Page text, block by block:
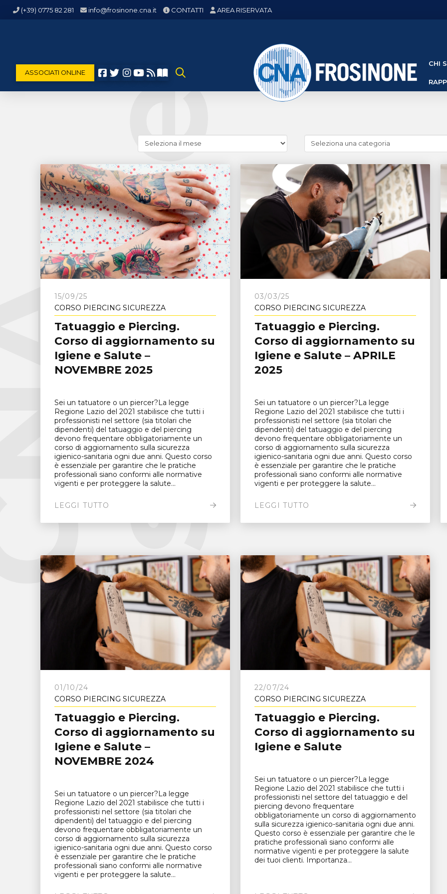
(+39) 0775 82 281 info@frosinone.cna.it CONTATTI AREA RISERVATA
ASSOCIATI ONLINE
CHI
e
storico)
categorie)
15/09/25
CORSO PIERCING SICUREZZA
Tatuaggio e Piercing.
Corso di aggiornamento su
Igiene e Salute –
NOVEMBRE 2025
Sei un tatuatore o un piercer?La legge
Regione Lazio del 2021 stabilisce che tutti i
professionisti nel settore (sia titolari che
dipendenti) del tatuaggio e del piercing
devono frequentare obbligatoriamente un
corso di aggiornamento sulla sicurezza
igienico-sanitaria ogni due anni. Questo corso
è essenziale per garantire che le pratiche
professionali siano conformi alle normative
vigenti e per proteggere la salute...
LEGGI TUTTO
03/03/25
CORSO PIERCING SICUREZZA
Tatuaggio e Piercing.
Corso di aggiornamento su
Igiene e Salute – APRILE
2025
Sei un tatuatore o un piercer?La legge
Regione Lazio del 2021 stabilisce che tutti i
professionisti nel settore (sia titolari che
dipendenti) del tatuaggio e del piercing
devono frequentare obbligatoriamente un
corso di aggiornamento sulla sicurezza
igienico-sanitaria ogni due anni. Questo corso
è essenziale per garantire che le pratiche
professionali siano conformi alle normative
vigenti e per proteggere la salute...
LEGGI TUTTO
01/10/24
CORSO PIERCING SICUREZZA
Tatuaggio e Piercing.
Corso di aggiornamento su
Igiene e Salute –
NOVEMBRE 2024
Sei un tatuatore o un piercer?La legge
Regione Lazio del 2021 stabilisce che tutti i
professionisti nel settore (sia titolari che
dipendenti) del tatuaggio e del piercing
devono frequentare obbligatoriamente un
corso di aggiornamento sulla sicurezza
igienico-sanitaria ogni due anni. Questo corso
è essenziale per garantire che le pratiche
professionali siano conformi alle normative
vigenti e per proteggere la salute...
22/07/24
CORSO PIERCING SICUREZZA
Tatuaggio e Piercing.
Corso di aggiornamento su
Igiene e Salute
Sei un tatuatore o un piercer?La legge
Regione Lazio del 2021 stabilisce che tutti i
professionisti nel settore del tatuaggio e del
piercing devono frequentare
obbligatoriamente un corso di aggiornamento
sulla sicurezza igienico-sanitaria ogni due anni.
Questo corso è essenziale per garantire che le
pratiche professionali siano conformi alle
normative vigenti e per proteggere la salute
dei tuoi clienti. Importanza...